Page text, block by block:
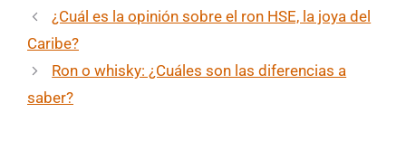
¿Cuál es la opinión sobre el ron HSE, la joya del
Caribe?
Ron o whisky: ¿Cuáles son las diferencias a
saber?